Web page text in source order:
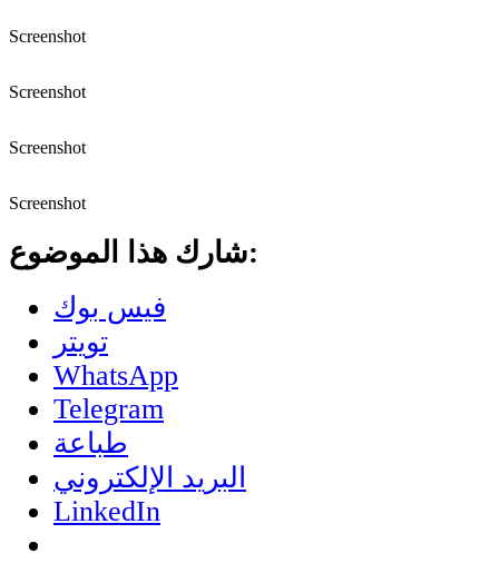
Screenshot
Screenshot
Screenshot
Screenshot
شارك هذا الموضوع:
فيس بوك
تويتر
WhatsApp
Telegram
طباعة
البريد الإلكتروني
LinkedIn